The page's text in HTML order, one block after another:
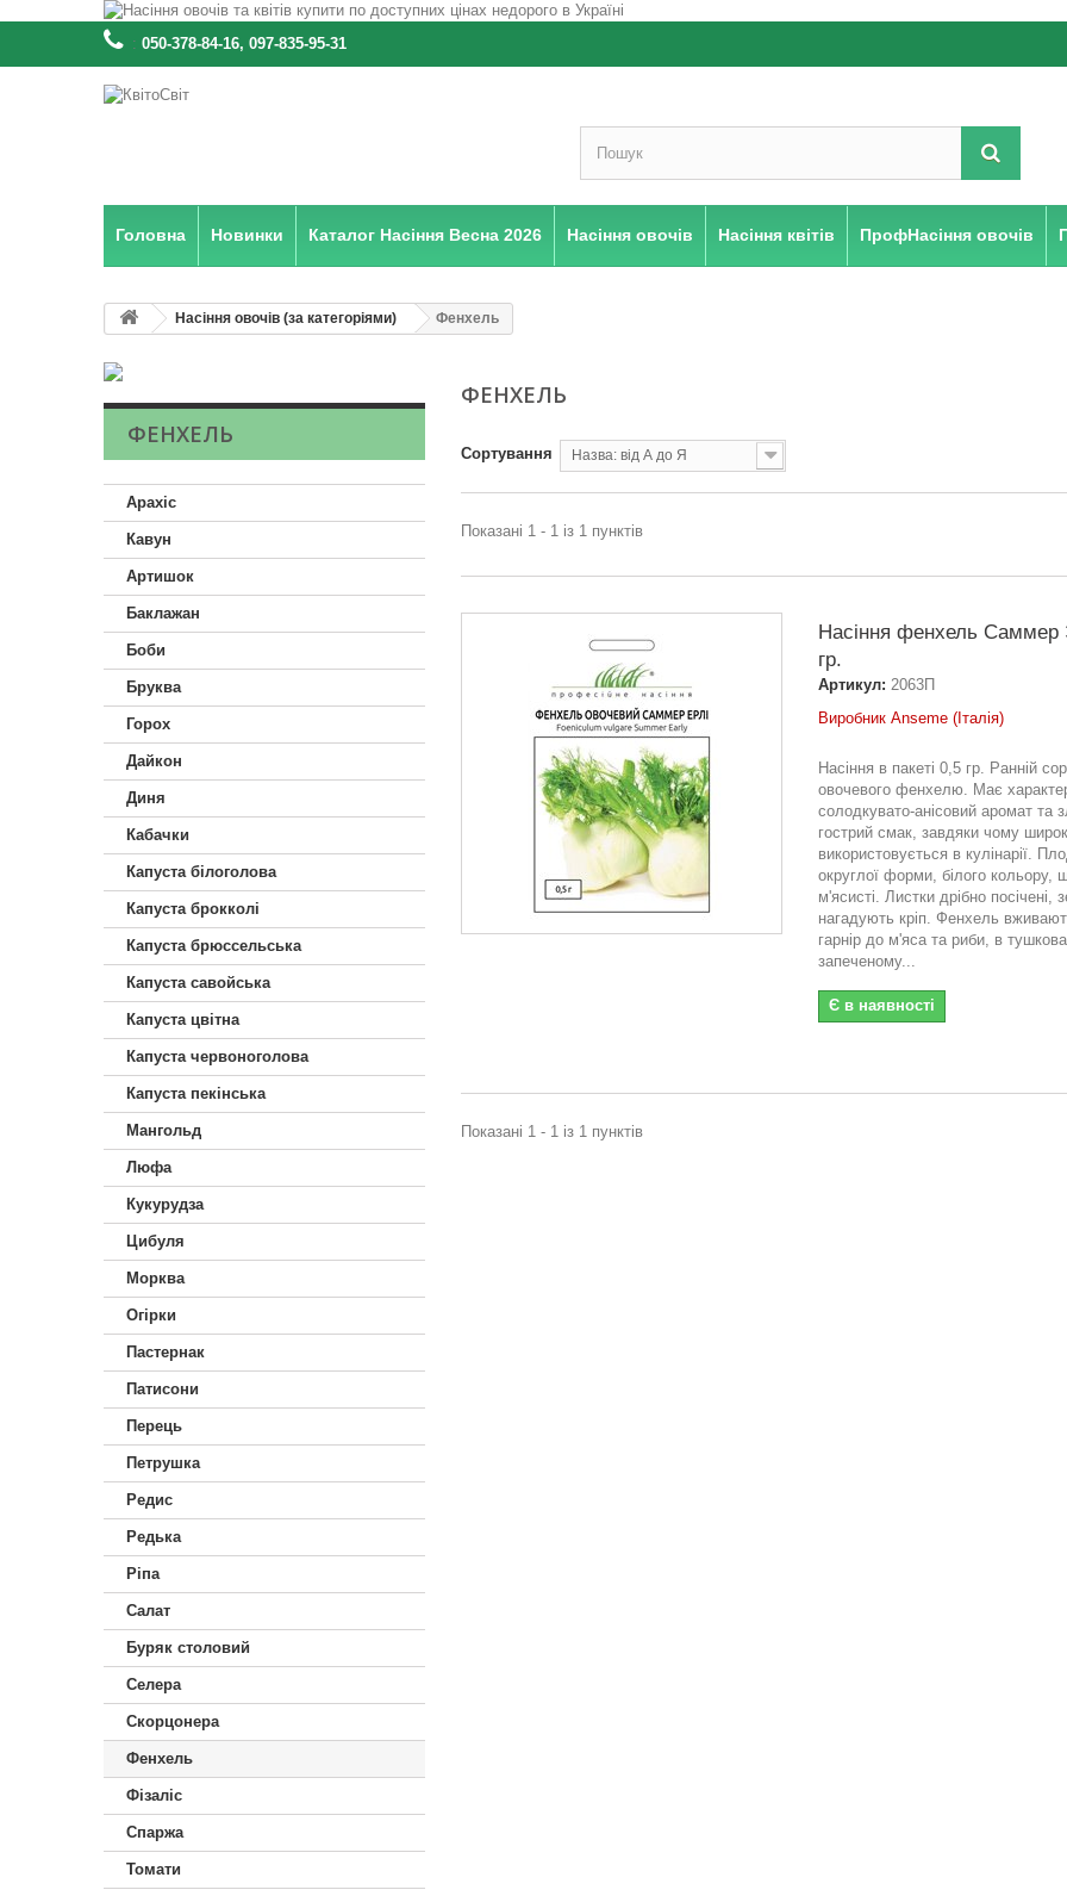
: 050-378-84-16, 097-835-95-31
Головна Новинки Каталог Насіння Весна 2026 Насіння овочів Насіння квітів ПрофНасіння овочів
Насіння овочів (за категоріями) Фенхель
ФЕНХЕЛЬ
Арахіс
Кавун
Артишок
Баклажан
Боби
Бруква
Горох
Дайкон
Диня
Кабачки
Капуста білоголова
Капуста брокколі
Капуста брюссельська
Капуста савойська
Капуста цвітна
Капуста червоноголова
Капуста пекінська
Мангольд
Люфа
Кукурудза
Цибуля
Морква
Огірки
Пастернак
Патисони
Перець
Петрушка
Редис
Редька
Ріпа
Салат
Буряк столовий
Селера
Скорцонера
Фенхель
Фізаліс
Спаржа
Томати
ФЕНХЕЛЬ
Сортування Назва: від А до Я
Показані 1 - 1 із 1 пунктів
Насіння фенхель Саммер
гр.
Артикул: 2063П
Виробник Anseme (Італія)
Насіння в пакеті 0,5 гр. Ранній
овочевого фенхелю. Має
солодкувато-анісовий аромат та
гострий смак, завдяки чому
використовується в кулінарії.
округлої форми, білого кольору,
м'ясисті. Листки дрібно посічені,
нагадують кріп. Фенхель
гарнір до м'яса та риби, в
запеченому...
Є в наявності
Показані 1 - 1 із 1 пунктів